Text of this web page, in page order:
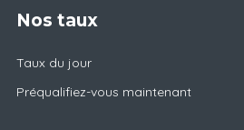
Nos taux
Taux du jour
Préqualifiez-vous maintenant